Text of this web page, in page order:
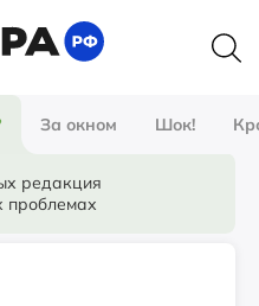
За окном Шок!
редакция
проблемах